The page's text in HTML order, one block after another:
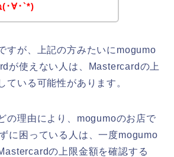
(･∀･`*)
すが、上記の方みたいにmogumo
が使えない人は、Mastercardの上
ている可能性があります。
の理由により、mogumoのお店で
に困っている人は、一度mogumo
の上限金額を確認する